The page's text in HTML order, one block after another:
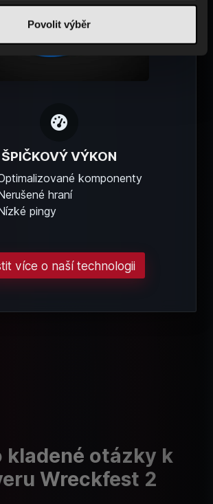
Povolit výběr
ŠPIČKOVÝ VÝKON
komponenty
hraní
pingy
více o naší technologii
kladené otázky k
Wreckfest 2